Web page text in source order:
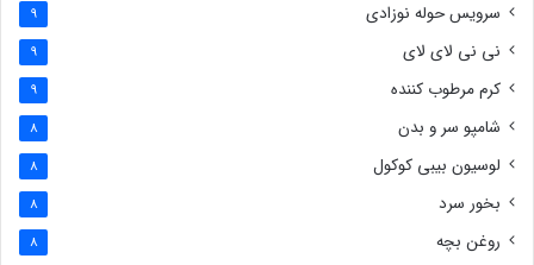
سرویس حوله نوزادی 9
نی نی لای لای 9
کرم مرطوب کننده 9
شامپو سر و بدن 8
لوسیون بیبی کوکول 8
بخور سرد 8
روغن بچه 8